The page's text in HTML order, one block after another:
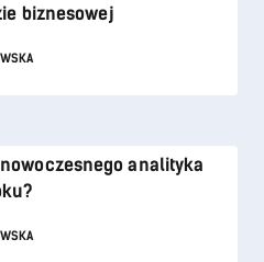
biznesowej
analityka